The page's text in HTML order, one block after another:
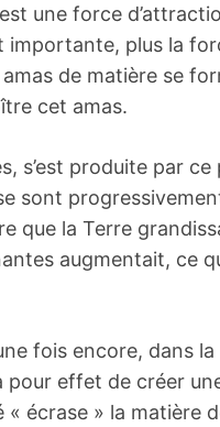
une force
importante, plus la
de matière se
cet amas.
s’est produite par ce
sont
que la Terre
augmentait, ce
fois encore, dans
pour effet de créer
écrase » la matière